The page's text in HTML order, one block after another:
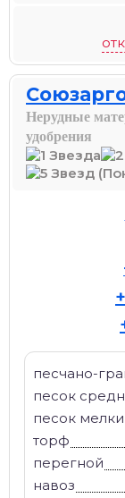
Нерудные
удобрения
песчано-
песок
песок
торф
перегной
навоз